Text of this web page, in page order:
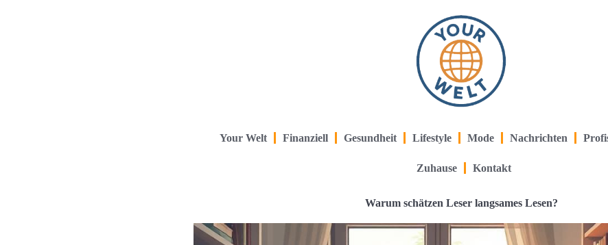
Your Welt Finanziell Gesundheit Lifestyle Mode Nachrichten
Zuhause Kontakt
Warum schätzen Leser langsames Lesen?